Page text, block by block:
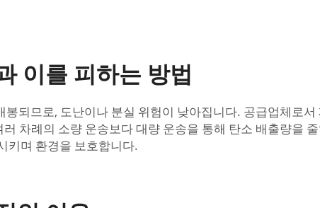
이를 피하는 방법
되므로, 도난이나 분실 위험이 낮아집니다. 공급업체로
차례의 소량 운송보다 대량 운송을 통해 탄소 배출량을
키며 환경을 보호합니다.